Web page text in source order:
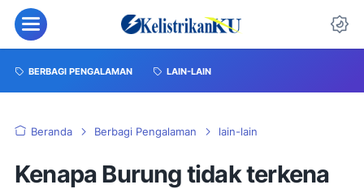
BERBAGI PENGALAMAN LAIN-LAIN
Beranda Berbagi Pengalaman lain-lain
Kenapa Burung tidak terkena